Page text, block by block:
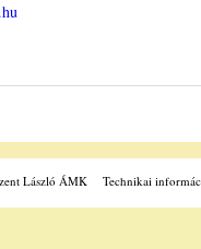
László ÁMK Technikai